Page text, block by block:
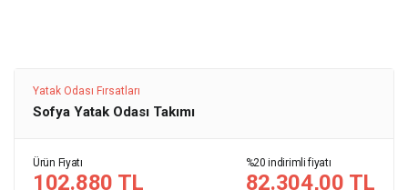
Yatak Odası Fırsatları
Sofya Yatak Odası Takımı
Ürün Fiyatı
102.880 TL
%20 indirimli fiyatı
82.304,00 TL